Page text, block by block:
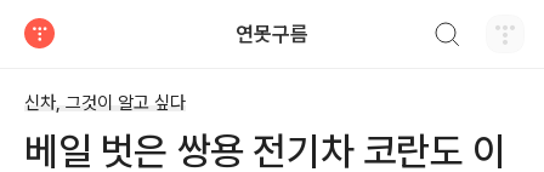
연못구름
신차, 그것이 알고 싶다
베일 벗은 쌍용 전기차 코란도 이